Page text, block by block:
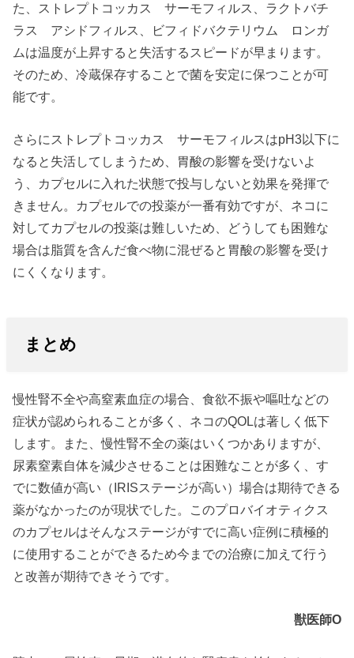
た、ストレプトコッカス サーモフィルス、ラクトバチ
ラス アシドフィルス、ビフィドバクテリウム ロンガ
ムは温度が上昇すると失活するスピードが早まります。
そのため、冷蔵保存することで菌を安定に保つことが可
能です。
さらにストレプトコッカス サーモフィルスはpH3以下に
なると失活してしまうため、胃酸の影響を受けないよ
う、カプセルに入れた状態で投与しないと効果を発揮で
きません。カプセルでの投薬が一番有効ですが、ネコに
対してカプセルの投薬は難しいため、どうしても困難な
場合は脂質を含んだ食べ物に混ぜると胃酸の影響を受け
にくくなります。
まとめ
慢性腎不全や高窒素血症の場合、食欲不振や嘔吐などの
症状が認められることが多く、ネコのQOLは著しく低下
します。また、慢性腎不全の薬はいくつかありますが、
尿素窒素自体を減少させることは困難なことが多く、す
でに数値が高い（IRISステージが高い）場合は期待できる
薬がなかったのが現状でした。このプロバイオティクス
のカプセルはそんなステージがすでに高い症例に積極的
に使用することができるため今までの治療に加えて行う
と改善が期待できそうです。
獣医師O